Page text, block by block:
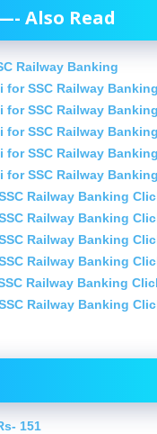
Also Read
Railway Banking
for SSC Railway Banking
for SSC Railway
for SSC Railway
for SSC Railway
for SSC Railway
Railway Banking
Railway Banking
Railway Banking
Railway Banking
Railway Banking
Railway Banking
151